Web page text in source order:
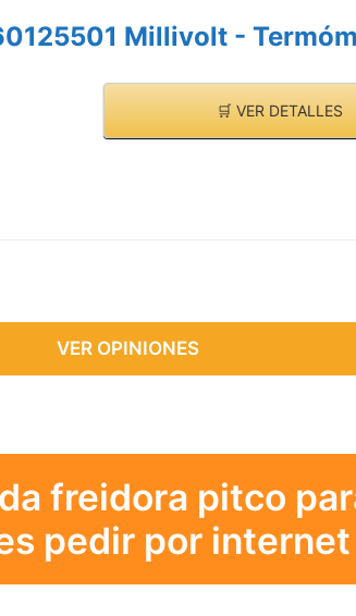
Millivolt -
🛒 VER DETALLES
VER OPINIONES
freidora pitco
pedir por internet